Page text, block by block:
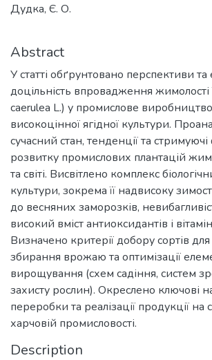
Дудка, Є. О.
Abstract
У статті обґрунтовано перспективи
доцільність впровадження жимолості
caerulea L.) у промислове
високоцінної ягідної культури.
сучасний стан, тенденції та
розвитку промислових плантацій
та світі. Висвітлено комплекс
культури, зокрема її надвисоку
до весняних заморозків,
високий вміст антиоксидантів і
Визначено критерії добору сортів
збирання врожаю та оптимізації
вирощування (схем садіння, систем
захисту рослин). Окреслено ключові
переробки та реалізації продукції на
харчовій промисловості.
Description